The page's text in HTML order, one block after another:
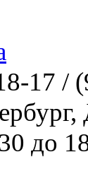
17 /
до